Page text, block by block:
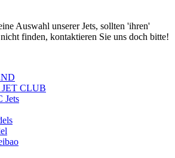
Auswahl unserer Jets, sollten 'ihren'
finden, kontaktieren Sie uns doch bitte!
CLUB
Jets